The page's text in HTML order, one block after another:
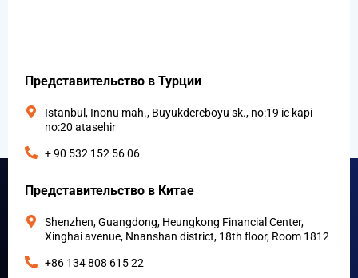
Представительство в Турции
Istanbul, Inonu mah., Buyukdereboyu sk., no:19 ic kapi
no:20 atasehir
+ 90 532 152 56 06
Представительство в Китае
Shenzhen, Guangdong, Heungkong Financial Center,
Xinghai avenue, Nnanshan district, 18th floor, Room 1812
+86 134 808 615 22